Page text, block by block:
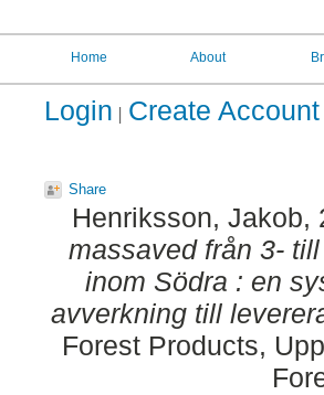
Home About
Login Create Account
Share
Henriksson, Jakob,
massaved från 3-
inom Södra : en
avverkning till
Forest Products,